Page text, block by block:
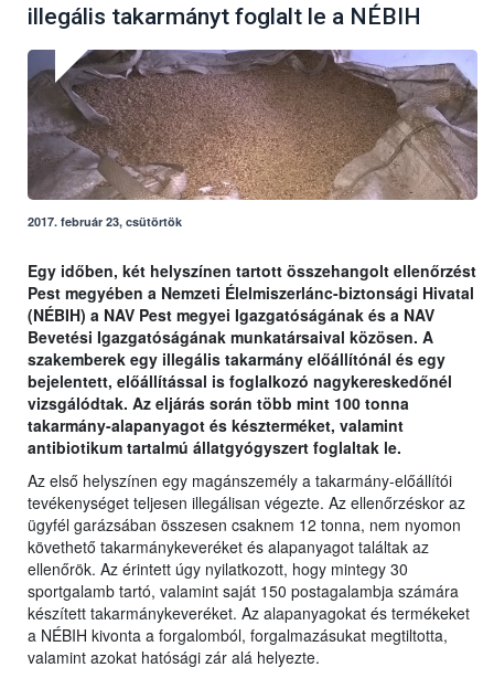
illegális takarmányt foglalt le a NÉBIH
2017. február 23, csütörtök
Egy időben, két helyszínen tartott összehangolt ellenőrzést
Pest megyében a Nemzeti Élelmiszerlánc-biztonsági Hivatal
(NÉBIH) a NAV Pest megyei Igazgatóságának és a NAV
Bevetési Igazgatóságának munkatársaival közösen. A
szakemberek egy illegális takarmány előállítónál és egy
bejelentett, előállítással is foglalkozó nagykereskedőnél
vizsgálódtak. Az eljárás során több mint 100 tonna
takarmány-alapanyagot és készterméket, valamint
antibiotikum tartalmú állatgyógyszert foglaltak le.
Az első helyszínen egy magánszemély a takarmány-előállítói
tevékenységet teljesen illegálisan végezte. Az ellenőrzéskor az
ügyfél garázsában összesen csaknem 12 tonna, nem nyomon
követhető takarmánykeveréket és alapanyagot találtak az
ellenőrök. Az érintett úgy nyilatkozott, hogy mintegy 30
sportgalamb tartó, valamint saját 150 postagalambja számára
készített takarmánykeveréket. Az alapanyagokat és termékeket
a NÉBIH kivonta a forgalomból, forgalmazásukat megtiltotta,
valamint azokat hatósági zár alá helyezte.